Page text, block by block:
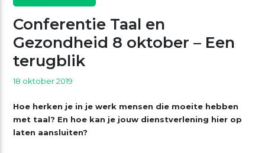
Conferentie Taal en
Gezondheid 8 oktober – Een
terugblik
18 oktober 2019
Hoe herken je in je werk mensen die moeite hebben
met taal? En hoe kan je jouw dienstverlening hier op
laten aansluiten?